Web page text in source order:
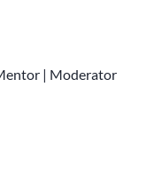
| Moderator